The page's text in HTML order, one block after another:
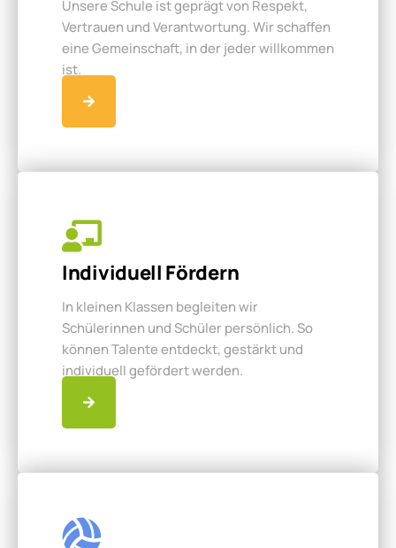
Unsere Schule ist geprägt von Respekt,
Vertrauen und Verantwortung. Wir schaffen
eine Gemeinschaft, in der jeder willkommen
ist.
Individuell Fördern
In kleinen Klassen begleiten wir
Schülerinnen und Schüler persönlich. So
können Talente entdeckt, gestärkt und
individuell gefördert werden.